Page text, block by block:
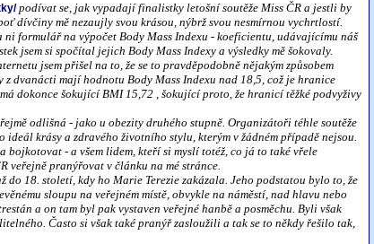
podívat se, jak vypadají finalistky letošní soutěže Miss ČR a jestli by
dívčiny mě nezaujly svou krásou, nýbrž svou nesmírnou vychrtlostí.
ni formulář na výpočet Body Mass Indexu - koeficientu, udávajícímu náš
jsem si spočítal jejich Body Mass Indexy a výsledky mě šokovaly.
jsem přišel na to, že se to pravděpodobně nějakým způsobem
dvanácti mají hodnotu Body Mass Indexu nad 18,5, což je hranice
dokonce šokující BMI 15,72 , šokující proto, že hranicí těžké podvyživy
odlišná - jako u obezity druhého stupně. Organizátoři téhle soutěže
krásy a zdravého životního stylu, kterým v žádném případě nejsou.
- a všem lidem, kteří si myslí totéž, co já to také vřele
veřejně pranýřovat v článku na mé stránce.
18. století, kdy ho Marie Terezie zakázala. Jeho podstatou bylo to, že
sloupu na veřejném místě, obvykle na náměstí, nad hlavu nebo
a on tam byl pak vystaven veřejné hanbě a posměchu. Byli však
Často si však také pranýř zasloužili a tak se to někdy řešilo tak,